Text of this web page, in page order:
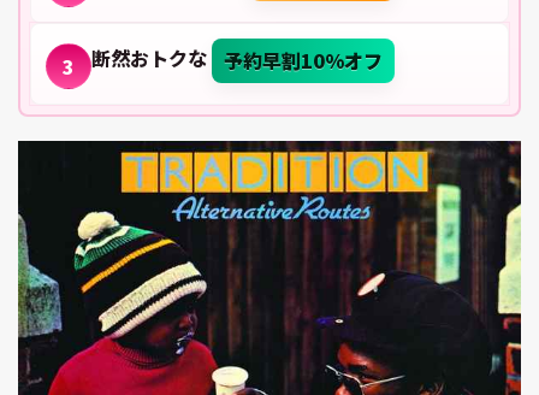
3 断然おトクな 予約早割10%オフ